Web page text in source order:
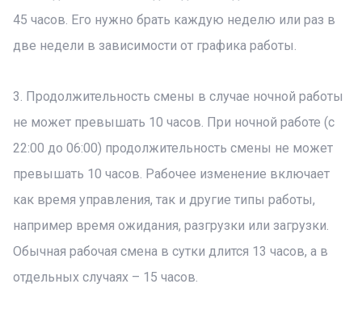
45 часов. Его нужно брать каждую неделю или раз в
две недели в зависимости от графика работы.
3. Продолжительность смены в случае ночной работы
не может превышать 10 часов. При ночной работе (с
22:00 до 06:00) продолжительность смены не может
превышать 10 часов. Рабочее изменение включает
как время управления, так и другие типы работы,
например время ожидания, разгрузки или загрузки.
Обычная рабочая смена в сутки длится 13 часов, а в
отдельных случаях – 15 часов.